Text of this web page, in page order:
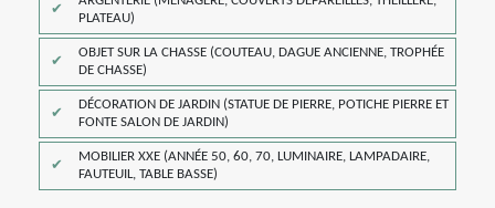
PLATEAU)
OBJET SUR LA CHASSE (COUTEAU, DAGUE ANCIENNE, TROPHÉE
DE CHASSE)
DÉCORATION DE JARDIN (STATUE DE PIERRE, POTICHE PIERRE ET
FONTE SALON DE JARDIN)
MOBILIER XXE (ANNÉE 50, 60, 70, LUMINAIRE, LAMPADAIRE,
FAUTEUIL, TABLE BASSE)